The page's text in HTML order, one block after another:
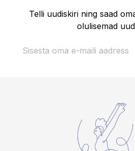
Telli uudiskiri ning saad
olulisemad